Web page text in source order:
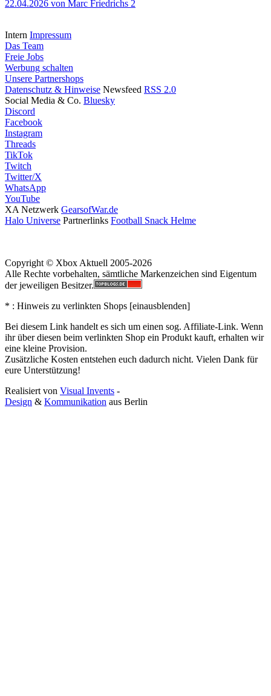
22.04.2026 von Marc Friedrichs 2
Intern Impressum
Das Team
Freie Jobs
Werbung schalten
Unsere Partnershops
Datenschutz & Hinweise Newsfeed RSS 2.0
Social Media & Co. Bluesky
Discord
Facebook
Instagram
Threads
TikTok
Twitch
Twitter/X
WhatsApp
YouTube
XA Netzwerk GearsofWar.de
Halo Universe Partnerlinks Football Snack Helme
Copyright © Xbox Aktuell 2005-2026
Alle Rechte vorbehalten, sämtliche Markenzeichen sind Eigentum
der jeweiligen Besitzer.
* : Hinweis zu verlinkten Shops [einausblenden]
Bei diesem Link handelt es sich um einen sog. Affiliate-Link. Wenn
ihr über diesen beim verlinkten Shop ein Produkt kauft, erhalten wir
eine kleine Provision.
Zusätzliche Kosten entstehen euch dadurch nicht. Vielen Dank für
eure Unterstützung!
Realisiert von Visual Invents -
Design & Kommunikation aus Berlin